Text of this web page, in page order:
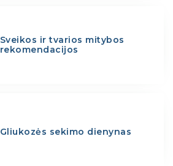
Sveikos ir tvarios mitybos
rekomendacijos
Gliukozės sekimo dienynas